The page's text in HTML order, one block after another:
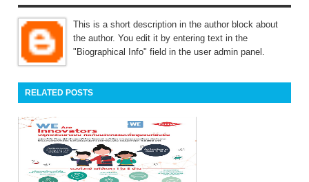
This is a short description in the author block about
the author. You edit it by entering text in the
"Biographical Info" field in the user admin panel.
RELATED POSTS